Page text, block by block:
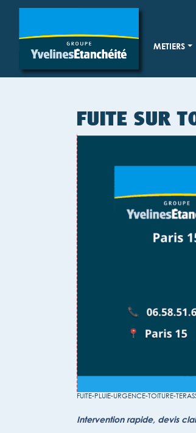
METIERS
FUITE SUR
FUITE-PLUIE-URGENCE-TOITURE-
Intervention rapide, devis